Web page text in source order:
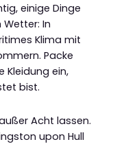
einige Dinge
In
Klima mit
Packe
Kleidung ein,
bist.
Acht lassen.
upon Hull